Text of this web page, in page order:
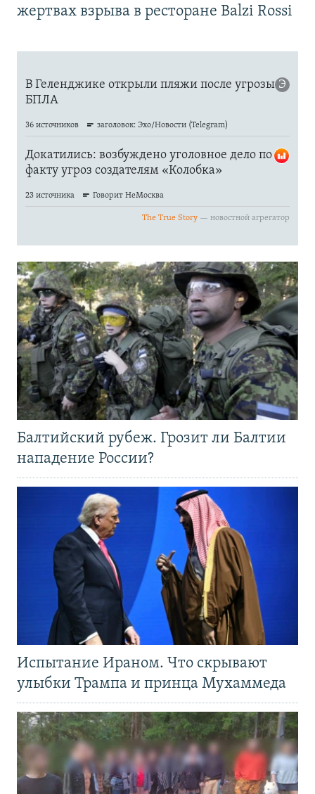
жертвах взрыва в ресторане Balzi Rossi
Балтийский рубеж. Грозит ли Балтии
нападение России?
Испытание Ираном. Что скрывают
улыбки Трампа и принца Мухаммеда